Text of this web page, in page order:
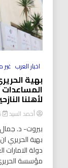
اخبار العرب
بهية
المساعدات
لأهلنا
أحمد السيد 2026-08-01
بيروت- د.
بهية الحريري
دولة الامارات
مؤسسة